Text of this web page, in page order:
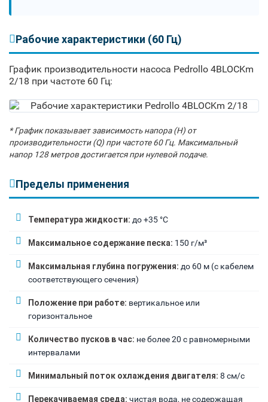
Рабочие характеристики (60 Гц)
График производительности насоса Pedrollo 4BLOCKm
2/18 при частоте 60 Гц:
* График показывает зависимость напора (H) от
производительности (Q) при частоте 60 Гц. Максимальный
напор 128 метров достигается при нулевой подаче.
Пределы применения
Температура жидкости: до +35 °C
Максимальное содержание песка: 150 г/м³
Максимальная глубина погружения: до 60 м (с кабелем
соответствующего сечения)
Положение при работе: вертикальное или
горизонтальное
Количество пусков в час: не более 20 с равномерными
интервалами
Минимальный поток охлаждения двигателя: 8 см/с
Перекачиваемая среда: чистая вода, не содержащая